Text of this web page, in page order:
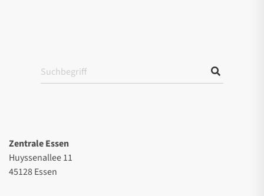
Zentrale Essen
Huyssenallee 11
45128 Essen